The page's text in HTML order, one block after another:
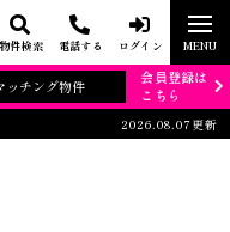
物件検索 電話する ログイン MENU
ッチング物件
会員登録は
こちら
2026.08.07更新